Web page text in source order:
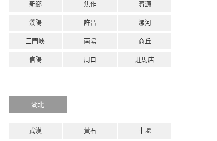
新鄉 焦作 濟源
濮陽 許昌 漯河
三門峽 南陽 商丘
信陽 周口 駐馬店
湖北
武漢 黃石 十堰